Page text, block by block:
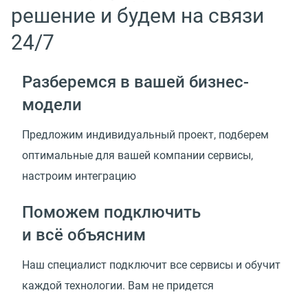
решение и будем на связи
24/7
Разберемся в вашей бизнес-
модели
Предложим индивидуальный проект, подберем
оптимальные для вашей компании сервисы,
настроим интеграцию
Поможем подключить
и всё объясним
Наш специалист подключит все сервисы и обучит
каждой технологии. Вам не придется